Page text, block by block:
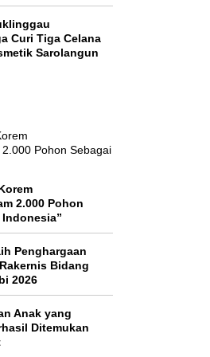
Curi Tiga Celana
Sarolangun
2.000 Pohon
Penghargaan
Bidang
2026
Anak yang
Ditemukan